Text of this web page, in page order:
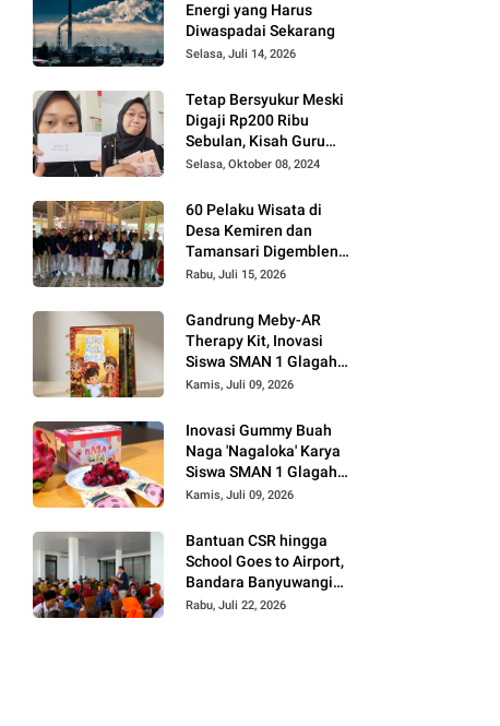
Energi yang Harus
Diwaspadai Sekarang
Selasa, Juli 14, 2026
Tetap Bersyukur Meski
Digaji Rp200 Ribu
Sebulan, Kisah Guru
Honorer di Banyuwangi
Selasa, Oktober 08, 2024
60 Pelaku Wisata di
Desa Kemiren dan
Tamansari Digembleng
InJourney Hospitality
Rabu, Juli 15, 2026
Gandrung Meby-AR
Therapy Kit, Inovasi
Siswa SMAN 1 Glagah
untuk Terapi Motorik
Budaya Banyuwangi
Kamis, Juli 09, 2026
Inovasi Gummy Buah
Naga 'Nagaloka' Karya
Siswa SMAN 1 Glagah,
Angkat Potensi Lokal
FIKSI 2026
Kamis, Juli 09, 2026
Bantuan CSR hingga
School Goes to Airport,
Bandara Banyuwangi
Hadirkan Keceriaan
Rabu, Juli 22, 2026